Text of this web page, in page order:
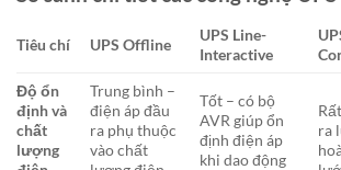
Tiêu chí UPS Offline
UPS Line-
Interactive
Độ ổn
định và
chất
lượng
Trung bình –
điện áp đầu
ra phụ thuộc
vào chất
Tốt – có bộ
AVR giúp ổn
định điện áp
khi dao động
ra